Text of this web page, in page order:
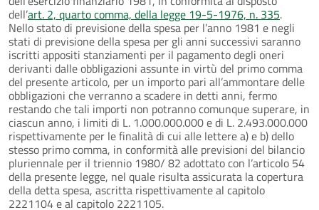
dell’art. 2, quarto comma, della legge 19-5-1976, n. 335.
Nello stato di previsione della spesa per l’anno 1981 e negli
stati di previsione della spesa per gli anni successivi saranno
iscritti appositi stanziamenti per il pagamento degli oneri
derivanti dalle obbligazioni assunte in virtù del primo comma
del presente articolo, per un importo pari all’ammontare delle
obbligazioni che verranno a scadere in detti anni, fermo
restando che tali importi non potranno comunque superare, in
ciascun anno, i limiti di L. 1.000.000.000 e di L. 2.493.000.000
rispettivamente per le finalità di cui alle lettere a) e b) dello
stesso primo comma, in conformità alle previsioni del bilancio
pluriennale per il triennio 1980/ 82 adottato con l’articolo 54
della presente legge, nel quale risulta assicurata la copertura
della detta spesa, ascritta rispettivamente al capitolo
2221104 e al capitolo 2221105.